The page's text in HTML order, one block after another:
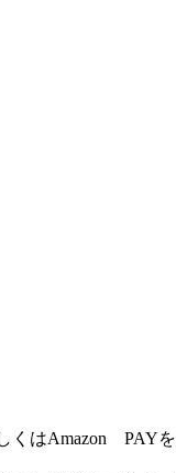
くはAmazon PAY